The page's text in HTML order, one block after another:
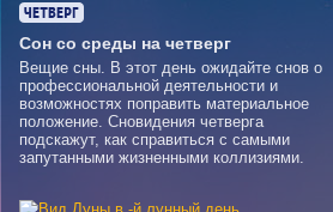
Сон со среды на четверг
Вещие сны. В этот день ожидайте снов о
профессиональной деятельности и
возможностях поправить материальное
положение. Сновидения четверга
подскажут, как справиться с самыми
запутанными жизненными коллизиями.